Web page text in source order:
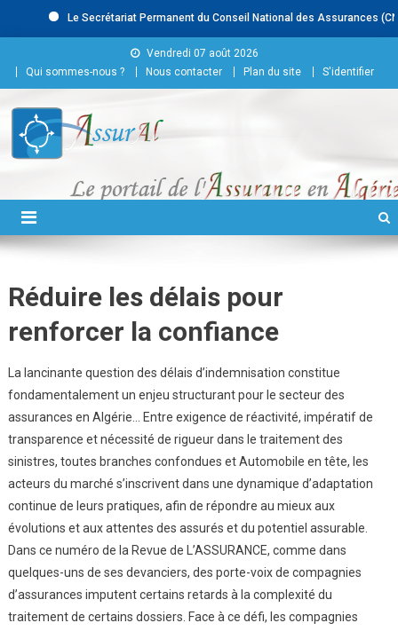
Le Secrétariat Permanent du Conseil National des Assurances
Vendredi 07 août 2026
Qui sommes-nous ?
Nous contacter Plan du site S'identifier
Conseil National des
Réduire les délais pour
renforcer la confiance
La lancinante question des délais d’indemnisation constitue
fondamentalement un enjeu structurant pour le secteur des
assurances en Algérie… Entre exigence de réactivité, impératif de
transparence et nécessité de rigueur dans le traitement des
sinistres, toutes branches confondues et Automobile en tête, les
acteurs du marché s’inscrivent dans une dynamique d’adaptation
continue de leurs pratiques, afin de répondre au mieux aux
évolutions et aux attentes des assurés et du potentiel assurable.
Dans ce numéro de la Revue de L’ASSURANCE, comme dans
quelques-uns de ses devanciers, des porte-voix de compagnies
d’assurances imputent certains retards à la complexité du
traitement de certains dossiers. Face à ce défi, les compagnies